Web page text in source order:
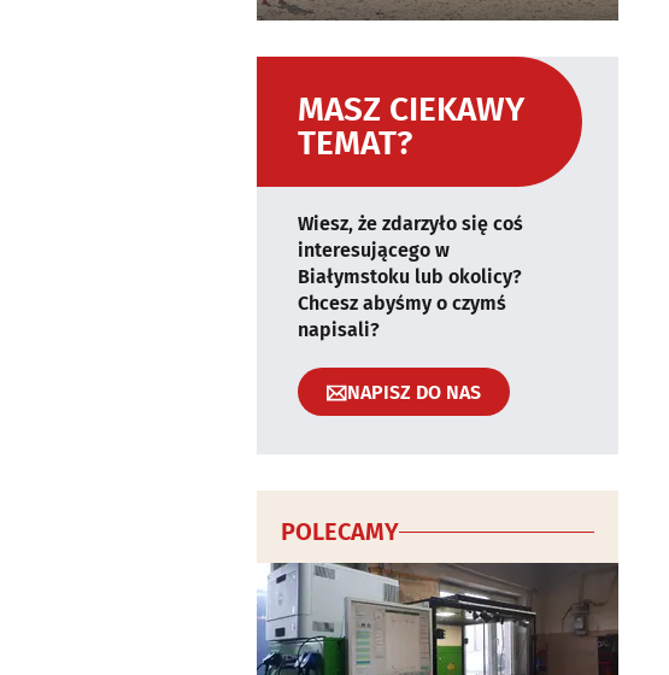
MASZ CIEKAWY
TEMAT?
Wiesz, że zdarzyło się coś
interesującego w
Białymstoku lub okolicy?
Chcesz abyśmy o czymś
napisali?
NAPISZ DO NAS
POLECAMY